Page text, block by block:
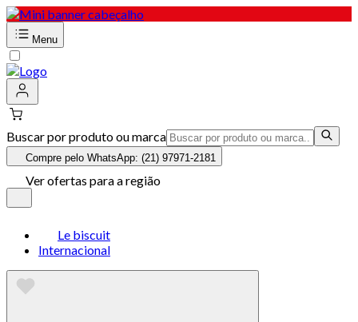
Menu
Buscar por produto ou marca
Compre pelo WhatsApp: (21) 97971-2181
Ver ofertas para a região
Le biscuit
Internacional